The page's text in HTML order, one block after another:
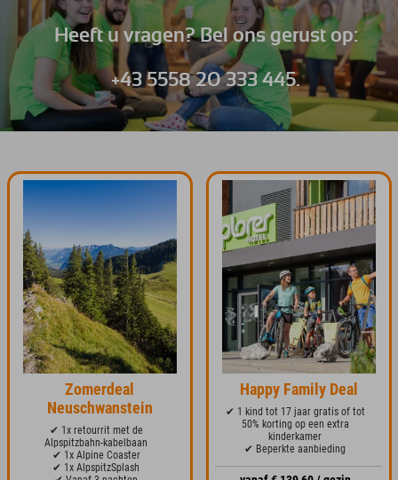
Heeft u vragen? Bel ons gerust op:
+43 5558 20 333 445.
Zomerdeal
Neuschwanstein
✔ 1x retourrit met de
Alpspitzbahn-kabelbaan
✔ 1x Alpine Coaster
✔ 1x AlpspitzSplash
Happy Family Deal
✔ 1 kind tot 17 jaar gratis of tot
50% korting op een extra
kinderkamer
✔ Beperkte aanbieding